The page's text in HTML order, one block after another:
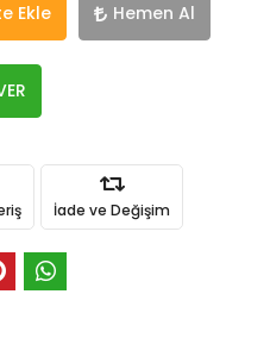
Ekle Hemen Al
İade ve Değişim